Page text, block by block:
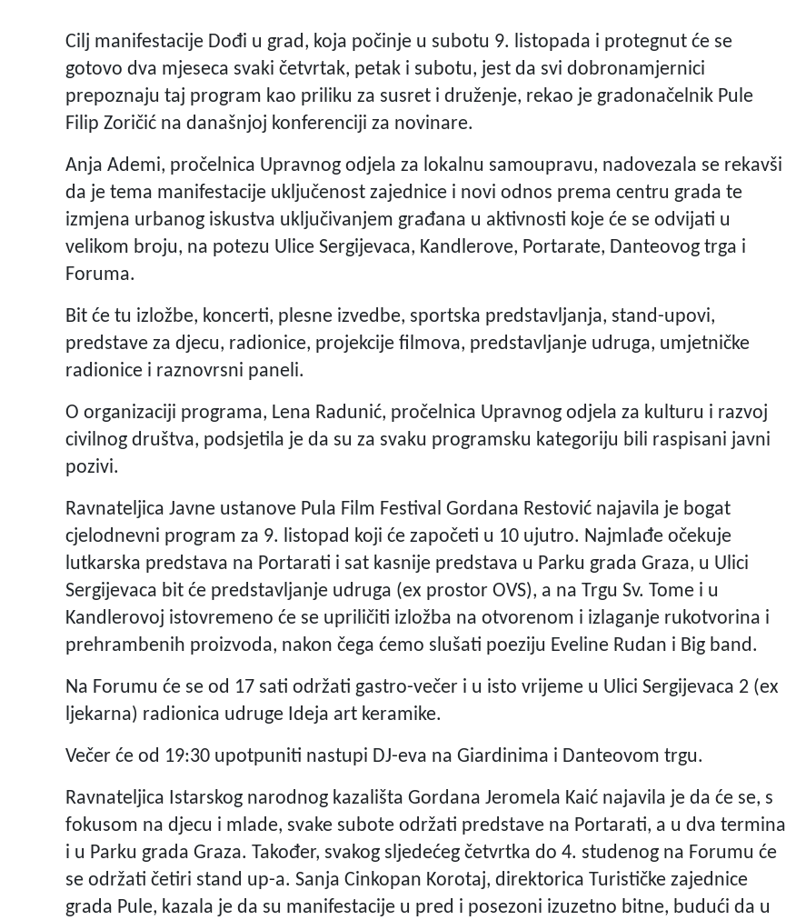
Cilj manifestacije Dođi u grad, koja počinje u subotu 9. listopada i protegnut će se
gotovo dva mjeseca svaki četvrtak, petak i subotu, jest da svi dobronamjernici
prepoznaju taj program kao priliku za susret i druženje, rekao je gradonačelnik Pule
Filip Zoričić na današnjoj konferenciji za novinare.
Anja Ademi, pročelnica Upravnog odjela za lokalnu samoupravu, nadovezala se rekavši
da je tema manifestacije uključenost zajednice i novi odnos prema centru grada te
izmjena urbanog iskustva uključivanjem građana u aktivnosti koje će se odvijati u
velikom broju, na potezu Ulice Sergijevaca, Kandlerove, Portarate, Danteovog trga i
Foruma.
Bit će tu izložbe, koncerti, plesne izvedbe, sportska predstavljanja, stand-upovi,
predstave za djecu, radionice, projekcije filmova, predstavljanje udruga, umjetničke
radionice i raznovrsni paneli.
O organizaciji programa, Lena Radunić, pročelnica Upravnog odjela za kulturu i razvoj
civilnog društva, podsjetila je da su za svaku programsku kategoriju bili raspisani javni
pozivi.
Ravnateljica Javne ustanove Pula Film Festival Gordana Restović najavila je bogat
cjelodnevni program za 9. listopad koji će započeti u 10 ujutro. Najmlađe očekuje
lutkarska predstava na Portarati i sat kasnije predstava u Parku grada Graza, u Ulici
Sergijevaca bit će predstavljanje udruga (ex prostor OVS), a na Trgu Sv. Tome i u
Kandlerovoj istovremeno će se upriličiti izložba na otvorenom i izlaganje rukotvorina i
prehrambenih proizvoda, nakon čega ćemo slušati poeziju Eveline Rudan i Big band.
Na Forumu će se od 17 sati održati gastro-večer i u isto vrijeme u Ulici Sergijevaca 2 (ex
ljekarna) radionica udruge Ideja art keramike.
Večer će od 19:30 upotpuniti nastupi DJ-eva na Giardinima i Danteovom trgu.
Ravnateljica Istarskog narodnog kazališta Gordana Jeromela Kaić najavila je da će se, s
fokusom na djecu i mlade, svake subote održati predstave na Portarati, a u dva termina
i u Parku grada Graza. Također, svakog sljedećeg četvrtka do 4. studenog na Forumu će
se održati četiri stand up-a. Sanja Cinkopan Korotaj, direktorica Turističke zajednice
grada Pule, kazala je da su manifestacije u pred i posezoni izuzetno bitne, budući da u